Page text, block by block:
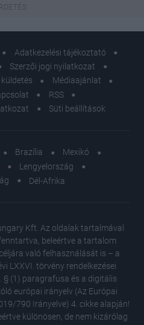
Adatkezelési tájékoztató
Szerzői jogi nyilatkozat
Médiaajánlat
RSS
Süti beállítások
Brazília
Mexikó
Lengyelország
Dél-Afrika
Kft. Az oldalak tartalmával
beleértve a tartalom
való felhasználását is – a
LXXVI. törvény rendelkezései
§ (1) paragrafusa és a digitális
európai irányelv (Az Európai
790 Irányelve) 4. cikke alapján!
különösen, de nem kizárólag